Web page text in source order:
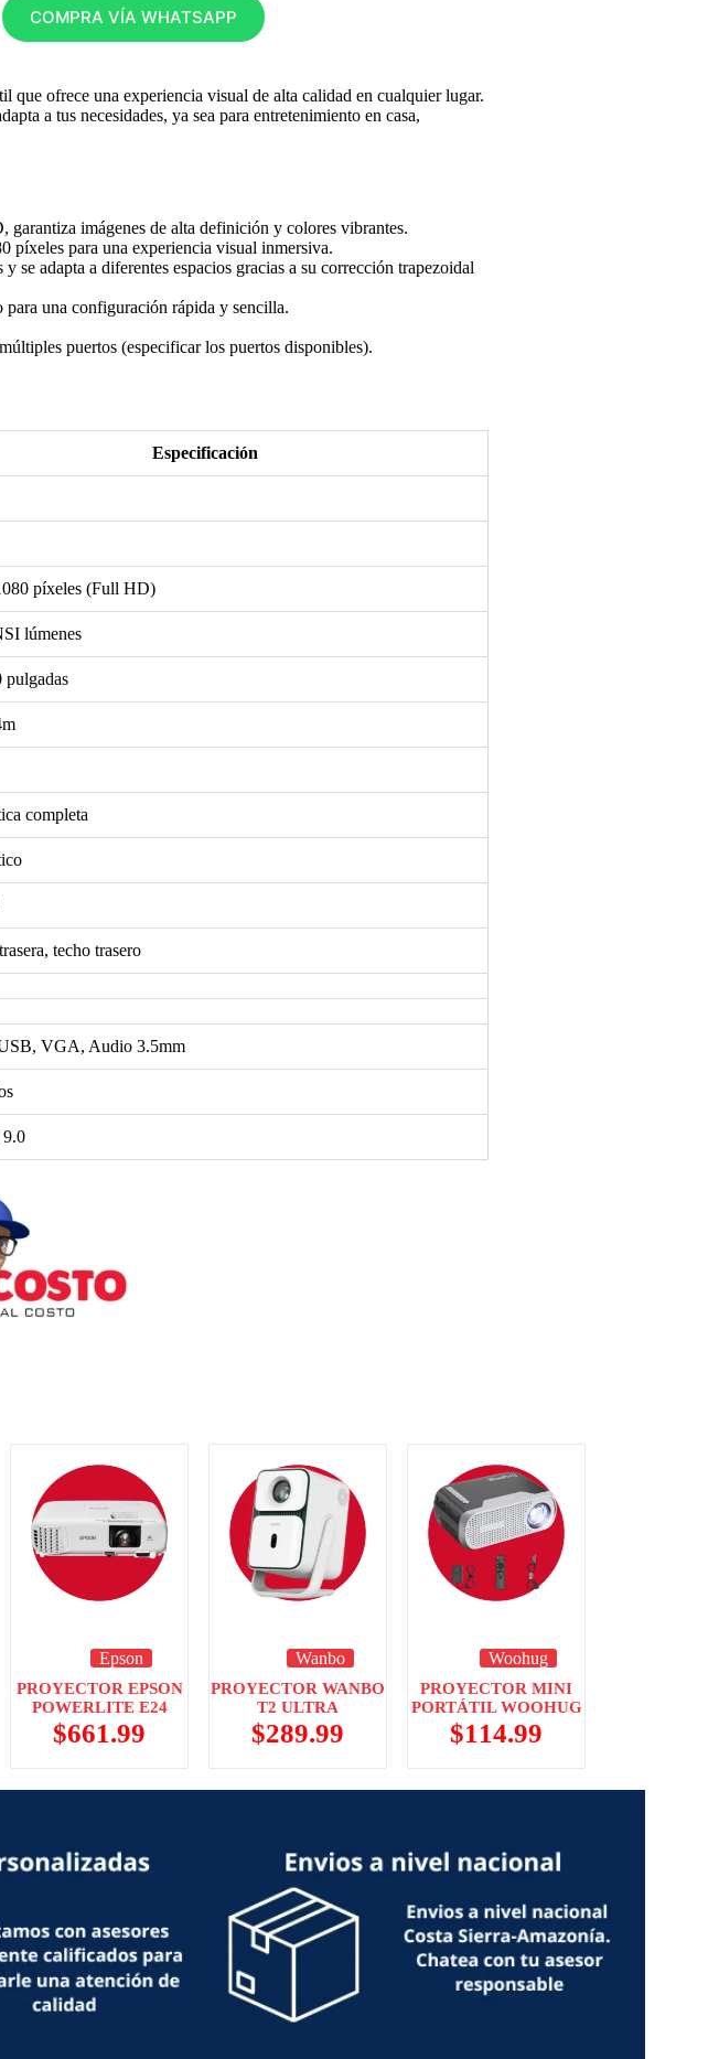
COMPRA VÍA WHATSAPP
ofrece una experiencia visual de alta calidad en cualquier lugar.
a tus necesidades, ya sea para entretenimiento en casa,
imágenes de alta definición y colores vibrantes.
píxeles para una experiencia visual inmersiva.
se adapta a diferentes espacios gracias a su corrección trapezoidal
una configuración rápida y sencilla.
puertos (especificar los puertos disponibles).
Especificación
píxeles (Full HD)
lúmenes
pulgadas
completa
techo trasero
VGA, Audio 3.5mm
Epson
PROYECTOR EPSON
POWERLITE E24
$661.99
Wanbo
PROYECTOR WANBO
T2 ULTRA
$289.99
Woohug
PROYECTOR MINI
PORTÁTIL WOOHUG
$114.99